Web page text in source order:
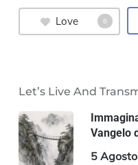
Love 6
Let’s Live And
Vangelo
5